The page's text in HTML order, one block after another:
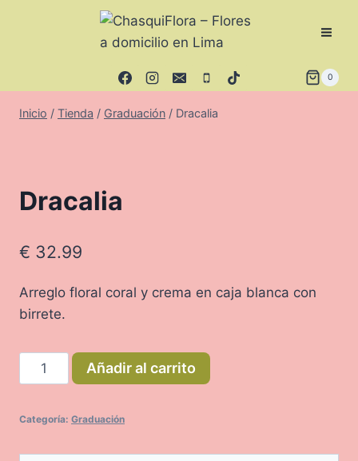
0
Inicio / Tienda / Graduación / Dracalia
Dracalia
€ 32.99
Arreglo floral coral y crema en caja blanca con
birrete.
Dracalia
cantidad
Añadir al carrito
Categoría: Graduación